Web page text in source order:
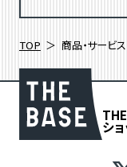
TOP 商品・サービス
シ